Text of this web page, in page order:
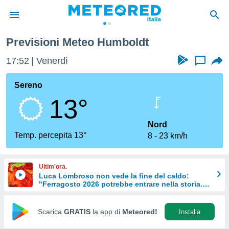
di
per
le
di
Web
Previsioni Meteo Humboldt
17:52 Venerdì ...
Sereno
13°
Temp. percepita 13°
Nord
8
23 km/h
Ultim'ora.
Luca Lombroso non vede la fine del caldo:
"Ferragosto 2026 potrebbe entrare nella storia.
Scarica GRATIS la app di Meteored! Installa